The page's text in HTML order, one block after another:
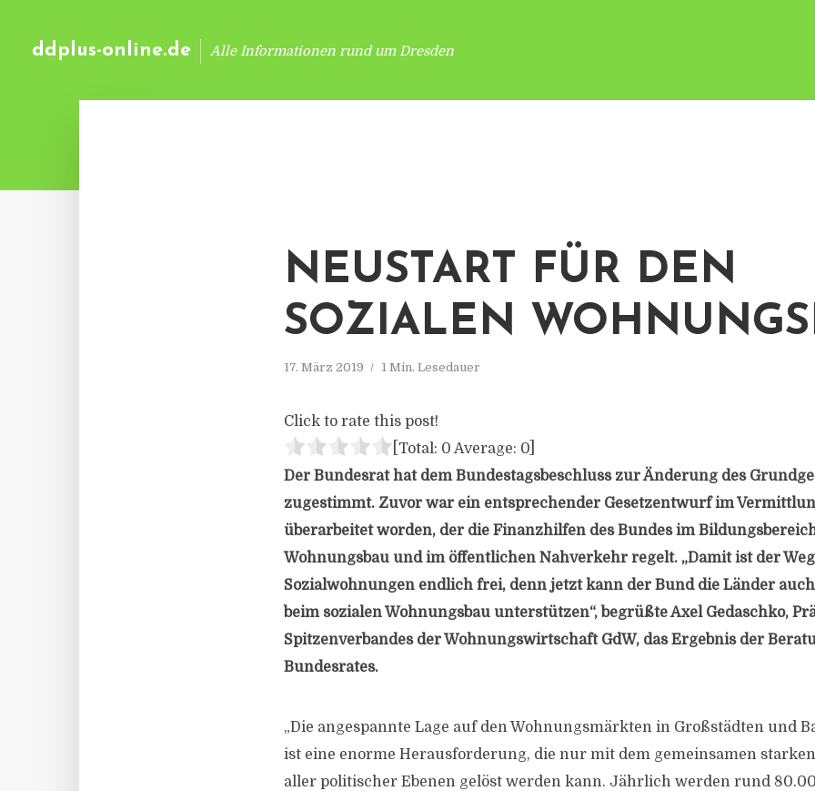
ddplus-online.de Alle Informationen rund um Dresden
NEUSTART FÜR DEN
SOZIALEN
17. März 2019 1 Min. Lesedauer
Click to rate this post!
[Total: 0 Average: 0
Der Bundesrat hat dem Bundestagsbeschluss zur Änderung des
zugestimmt. Zuvor war ein entsprechender Gesetzentwurf im
überarbeitet worden, der die Finanzhilfen des Bundes im
Wohnungsbau und im öffentlichen Nahverkehr regelt. „Damit ist der
Sozialwohnungen endlich frei, denn jetzt kann der Bund die Länder
beim sozialen Wohnungsbau unterstützen“, begrüßte Axel Gedaschko,
Spitzenverbandes der Wohnungswirtschaft GdW, das Ergebnis der
Bundesrates.
„Die angespannte Lage auf den Wohnungsmärkten in Großstädten und
ist eine enorme Herausforderung, die nur mit dem gemeinsamen
aller politischer Ebenen gelöst werden kann. Jährlich werden rund